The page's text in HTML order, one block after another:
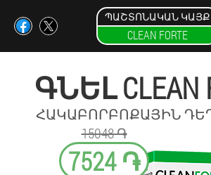
ՊԱՇՏՈՆԱԿԱՆ ԿԱՅՔ
CLEAN FORTE
ԳՆԵԼ CLEAN
ՀԱԿԱԲՈՐԲՈՔԱՅԻՆ
15048 ֏
7524 ֏